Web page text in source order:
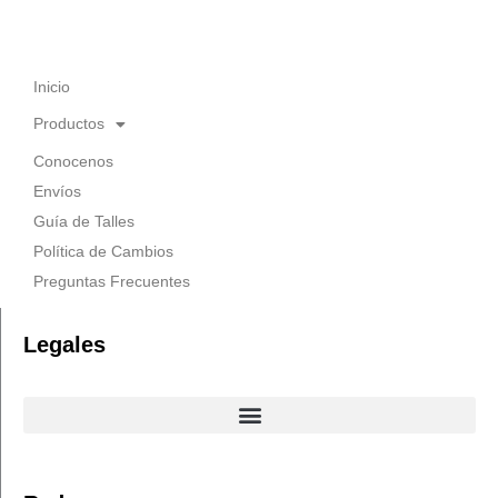
Inicio
Productos
Conocenos
Envíos
Guía de Talles
Política de Cambios
Preguntas Frecuentes
Legales